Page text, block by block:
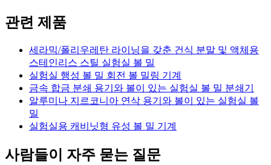
관련 제품
세라믹/폴리우레탄 라이닝을 갖춘 건식 분말 및 액체용
스테인리스 스틸 실험실 볼 밀
실험실 행성 볼 밀 회전 볼 밀링 기계
금속 합금 분쇄 용기와 볼이 있는 실험실 볼 밀 분쇄기
알루미나 지르코니아 연삭 용기와 볼이 있는 실험실 볼
밀
실험실용 캐비닛형 유성 볼 밀 기계
사람들이 자주 묻는 질문